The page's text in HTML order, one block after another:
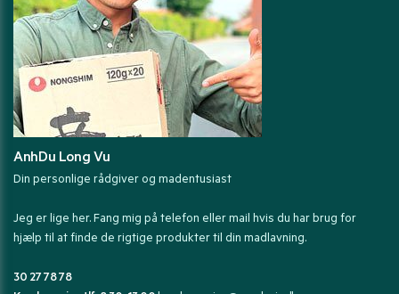
AnhDu Long Vu
Din personlige rådgiver og madentusiast
Jeg er lige her. Fang mig på telefon eller mail hvis du har brug for
hjælp til at finde de rigtige produkter til din madlavning.
30 27 78 78